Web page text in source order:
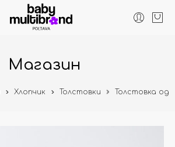
Магазин
Хлопчик Толстовки Толстовка